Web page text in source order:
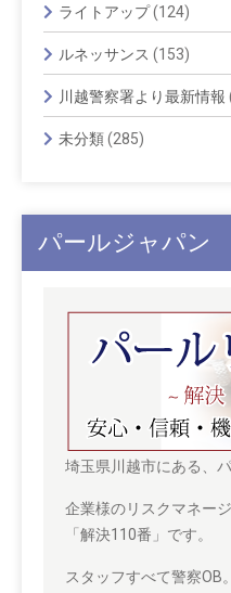
ライトアップ(124)
ルネッサンス (153)
川越警察署より最新情報
未分類(285)
パールジャパン
埼玉県川越市にある、
企業様のリスクマネー
「解決110番」です。
スタッフすべて警察OB。